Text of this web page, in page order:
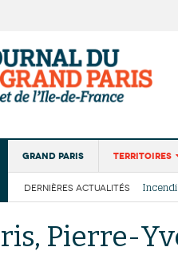
Grand Paris Territoires
Institutions
DERNIÈRES ACTUALITÉS
La
Pierre-